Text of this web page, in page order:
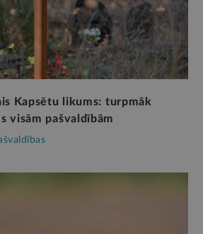
Kapsētu likums: turpmāk
visām pašvaldībām